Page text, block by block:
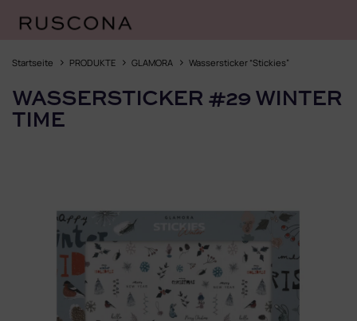
InhaltStartseite PRODUKTE GLAMORA Wassersticker “Stickies”
WASSERSTICKER #29 WINTER
TIME